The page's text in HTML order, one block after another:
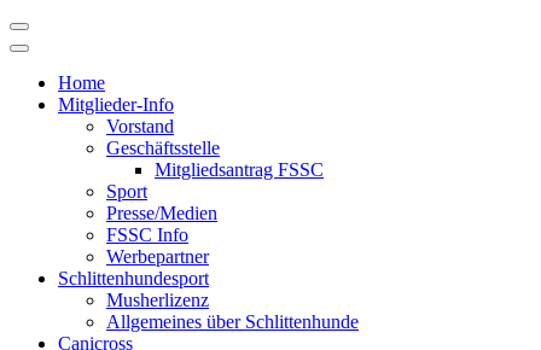
Skip
to
Home
Mitglieder-Info
Vorstand
Geschäftsstelle
Mitgliedsantrag FSSC
Sport
Presse/Medien
FSSC Info
Werbepartner
Schlittenhundesport
Musherlizenz
Allgemeines über Schlittenhunde
Canicross